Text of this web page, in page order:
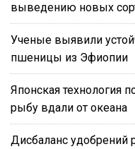
выведению новых
Ученые выявили
пшеницы из Эфиопии
Японская технология
рыбу вдали от океана
Дисбаланс удобрений